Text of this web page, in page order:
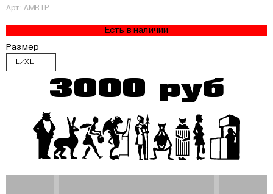
Арт: AMBTP
Есть в наличии
Размер
3000 руб